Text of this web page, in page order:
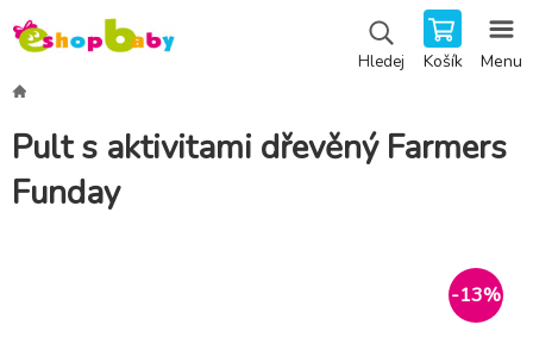
Hledej Košík Menu
Pult s aktivitami dřevěný Farmers
Funday
-13%